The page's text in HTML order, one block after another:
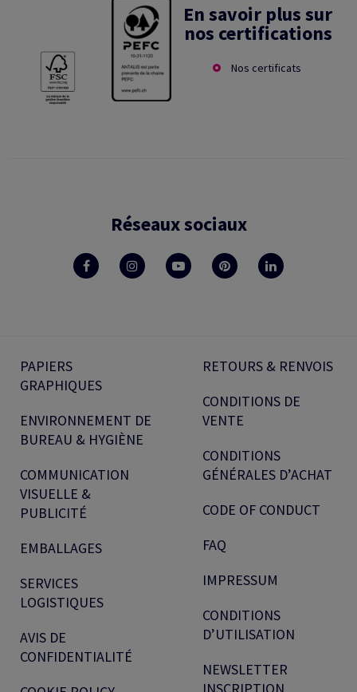
En savoir plus sur
nos certifications
Nos certificats
Réseaux sociaux
PAPIERS
GRAPHIQUES
ENVIRONNEMENT DE
BUREAU & HYGIÈNE
COMMUNICATION
VISUELLE &
PUBLICITÉ
EMBALLAGES
SERVICES
LOGISTIQUES
AVIS DE
CONFIDENTIALITÉ
RETOURS & RENVOIS
CONDITIONS DE
VENTE
CONDITIONS
GÉNÉRALES D’ACHAT
CODE OF CONDUCT
FAQ
IMPRESSUM
CONDITIONS
D’UTILISATION
NEWSLETTER